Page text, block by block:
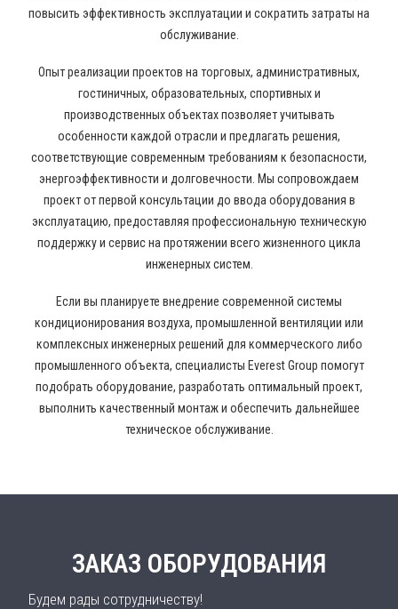
повысить эффективность эксплуатации и сократить затраты на
обслуживание.
Опыт реализации проектов на торговых, административных,
гостиничных, образовательных, спортивных и
производственных объектах позволяет учитывать
особенности каждой отрасли и предлагать решения,
соответствующие современным требованиям к безопасности,
энергоэффективности и долговечности. Мы сопровождаем
проект от первой консультации до ввода оборудования в
эксплуатацию, предоставляя профессиональную техническую
поддержку и сервис на протяжении всего жизненного цикла
инженерных систем.
Если вы планируете внедрение современной системы
кондиционирования воздуха, промышленной вентиляции или
комплексных инженерных решений для коммерческого либо
промышленного объекта, специалисты Everest Group помогут
подобрать оборудование, разработать оптимальный проект,
выполнить качественный монтаж и обеспечить дальнейшее
техническое обслуживание.
ЗАКАЗ ОБОРУДОВАНИЯ
Будем рады сотрудничеству!